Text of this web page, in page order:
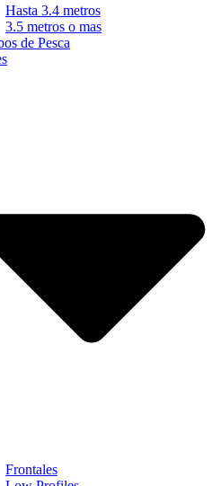
Hasta 3.4 metros
3.5 metros o mas
de Pesca
Frontales